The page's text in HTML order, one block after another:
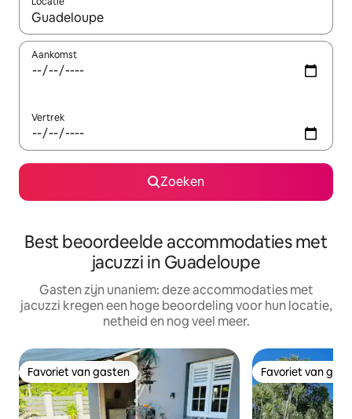
Wanneer er suggesties beschikbaar zijn, maak je een keuze
Aankomst
Vertrek
Zoeken
Best beoordeelde accommodaties met
jacuzzi in Guadeloupe
Gasten zijn unaniem: deze accommodaties met
jacuzzi kregen een hoge beoordeling voor hun locatie,
netheid en nog veel meer.
Favoriet van gasten
Favoriet van gasten Favoriet van
Favoriet van